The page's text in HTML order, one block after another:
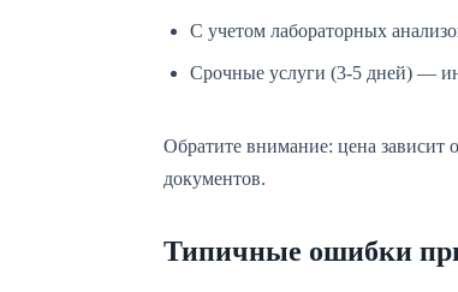
С учетом лабораторных
Срочные услуги (3-5 дней) —
Обратите внимание: цена зависит
документов.
Типичные ошибки